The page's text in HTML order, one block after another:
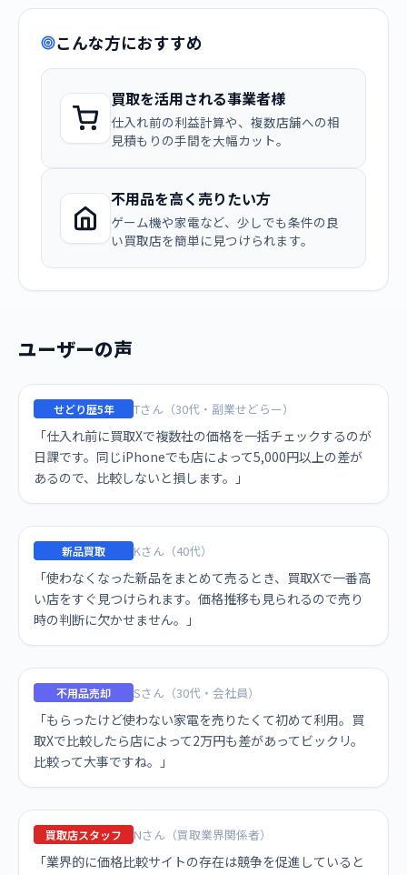
こんな方におすすめ
買取を活用される事業者様
仕入れ前の利益計算や、複数店舗への相
見積もりの手間を大幅カット。
不用品を高く売りたい方
ゲーム機や家電など、少しでも条件の良
い買取店を簡単に見つけられます。
ユーザーの声
せどり歴5年 Tさん（30代・副業せどらー）
「仕入れ前に買取Xで複数社の価格を一括チェックするのが
日課です。同じiPhoneでも店によって5,000円以上の差が
あるので、比較しないと損します。」
新品買取 Kさん（40代）
「使わなくなった新品をまとめて売るとき、買取Xで一番高
い店をすぐ見つけられます。価格推移も見られるので売り
時の判断に欠かせません。」
不用品売却 Sさん（30代・会社員）
「もらったけど使わない家電を売りたくて初めて利用。買
取Xで比較したら店によって2万円も差があってビックリ。
比較って大事ですね。」
買取店スタッフ Nさん（買取業界関係者）
「業界的に価格比較サイトの存在は競争を促進していると